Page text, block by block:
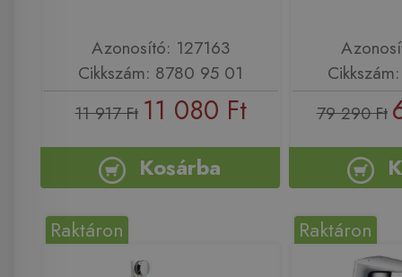
Azonosító: 127163
Cikkszám: 8780 95 01
11 917 Ft 11 080 Ft
Kosárba
79 290 Ft
Raktáron Raktáron